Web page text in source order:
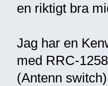
en riktigt bra
Jag har en
med RRC-
(Antenn